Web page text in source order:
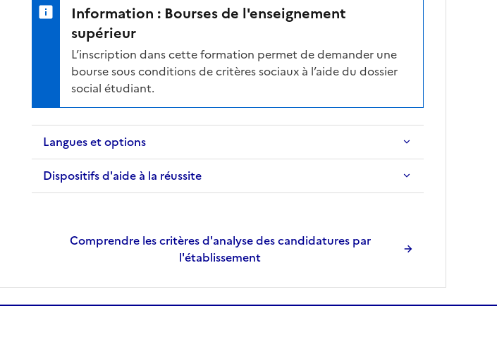
Information : Bourses de l'enseignement
supérieur
L’inscription dans cette formation permet de demander une
bourse sous conditions de critères sociaux à l’aide du dossier
social étudiant.
Langues et options
Dispositifs d'aide à la réussite
Comprendre les critères d'analyse des candidatures par
l'établissement